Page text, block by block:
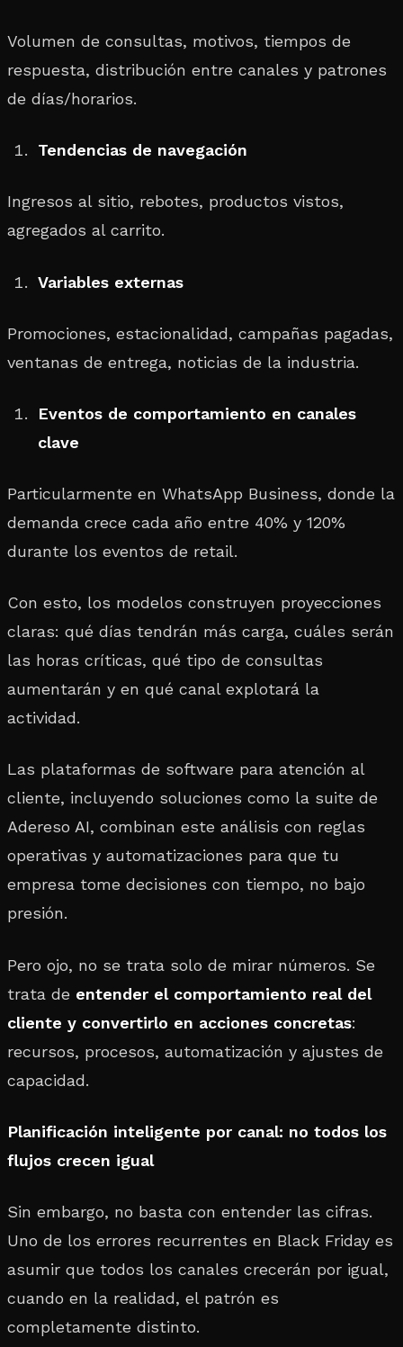
Volumen de consultas, motivos, tiempos de
respuesta, distribución entre canales y patrones
de días/horarios.
Tendencias de navegación
Ingresos al sitio, rebotes, productos vistos,
agregados al carrito.
Variables externas
Promociones, estacionalidad, campañas pagadas,
ventanas de entrega, noticias de la industria.
Eventos de comportamiento en canales
clave
Particularmente en WhatsApp Business, donde la
demanda crece cada año entre 40% y 120%
durante los eventos de retail.
Con esto, los modelos construyen proyecciones
claras: qué días tendrán más carga, cuáles serán
las horas críticas, qué tipo de consultas
aumentarán y en qué canal explotará la
actividad.
Las plataformas de software para atención al
cliente, incluyendo soluciones como la suite de
Adereso AI, combinan este análisis con reglas
operativas y automatizaciones para que tu
empresa tome decisiones con tiempo, no bajo
presión.
Pero ojo, no se trata solo de mirar números. Se
trata de entender el comportamiento real del
cliente y convertirlo en acciones concretas:
recursos, procesos, automatización y ajustes de
capacidad.
Planificación inteligente por canal: no todos los
flujos crecen igual
Sin embargo, no basta con entender las cifras.
Uno de los errores recurrentes en Black Friday es
asumir que todos los canales crecerán por igual,
cuando en la realidad, el patrón es
completamente distinto.